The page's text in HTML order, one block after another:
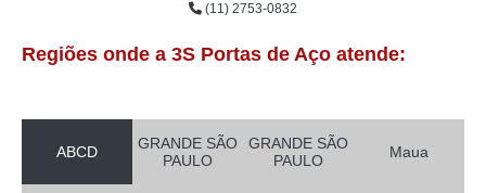
(11) 2753-0832
Regiões onde a 3S Portas de Aço atende:
ABCD
GRANDE SÃO
PAULO
GRANDE SÃO
PAULO
Maua